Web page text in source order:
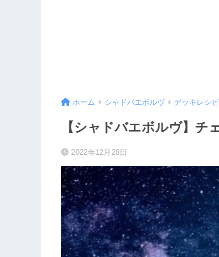
ホーム シャドバエボルヴ デッキレシ
【シャドバエボルヴ】チ
2022年12月28日